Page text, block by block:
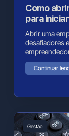
Como
para
Abrir uma
desafiadores
Continuar
Gestão